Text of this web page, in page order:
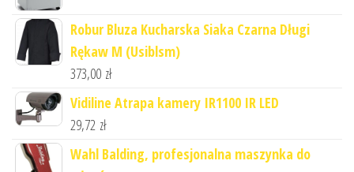
Robur Bluza Kucharska Siaka Czarna Długi
Rękaw M (Usiblsm)
373,00 zł
Vidiline Atrapa kamery IR1100 IR LED
29,72 zł
Wahl Balding, profesjonalna maszynka do